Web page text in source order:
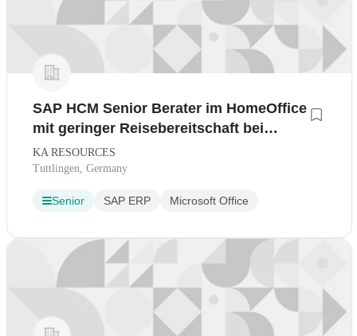
SAP HCM Senior Berater im HomeOffice
mit geringer Reisebereitschaft bei
innovativem Beratungsprofi
KA RESOURCES
Tuttlingen, Germany
Senior SAP ERP Microsoft Office